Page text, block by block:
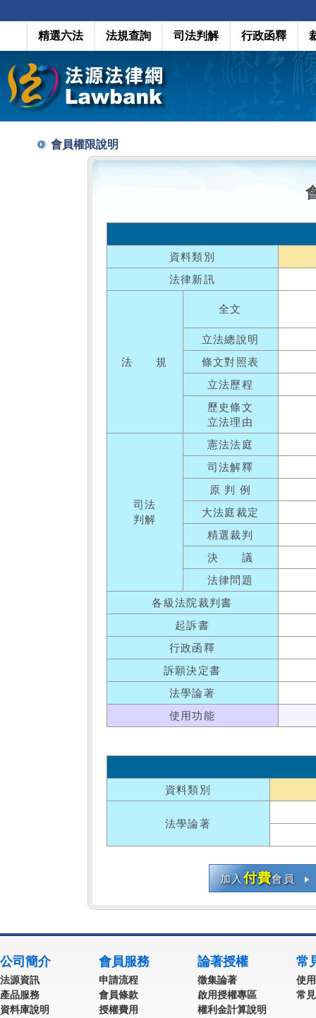
精選六法 法規查詢 司法判解 行政函釋
會員權限說明
資料類別
法律新訊
法 規
全文
立法總說明
條文對照表
立法歷程
歷史條文
立法理由
司法
判解
憲法法庭
司法解釋
原 判 例
大法庭裁定
精選裁判
決 議
法律問題
各級法院裁判書
起訴書
行政函釋
訴願決定書
法學論著
使用功能
資料類別
法學論著
加入付費會員
公司簡介
法源資訊
產品服務
資料庫說明
會員服務
申請流程
會員條款
授權費用
論著授權
徵集論著
啟用授權專區
權利金計算說明
常
使
常